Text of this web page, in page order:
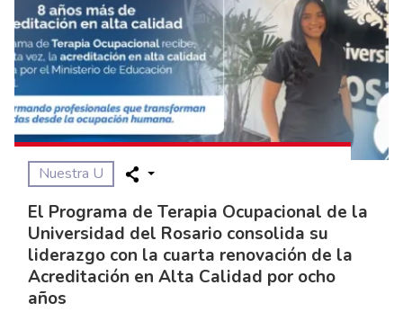
Nuestra U
El Programa de Terapia Ocupacional de la
Universidad del Rosario consolida su
liderazgo con la cuarta renovación de la
Acreditación en Alta Calidad por ocho
años